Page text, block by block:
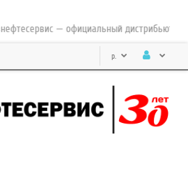
— официальный дистрибьютор-
р.